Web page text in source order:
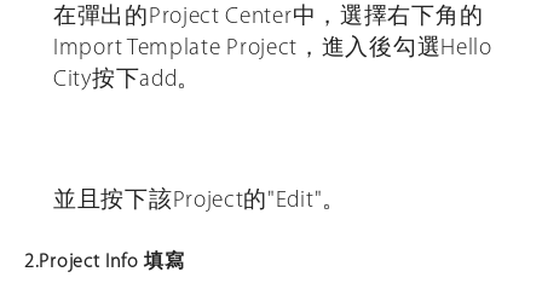
在彈出的Project Center中，選擇右下角的
Import Template Project，進入後勾選Hello
City按下add。
並且按下該Project的"Edit"。
2.Project Info 填寫